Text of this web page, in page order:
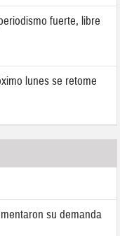
fuerte, libre
lunes se retome
su demanda